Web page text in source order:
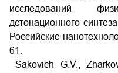
исследований
детонационного
Российские
61.
Sakovich G.V.,